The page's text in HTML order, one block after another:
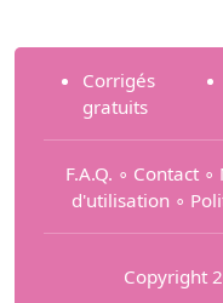
Corrigés
gratuits
F.A.Q. ∘ Contact ∘
d'utilisation ∘
Copyright